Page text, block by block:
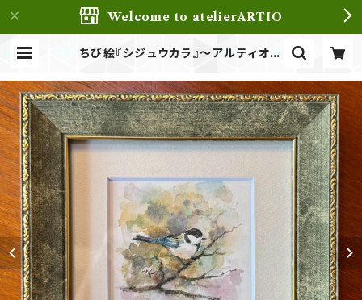
Welcome to atelierARTIO
ちび絵『シジュウカラ』〜アルティオの
RTIO